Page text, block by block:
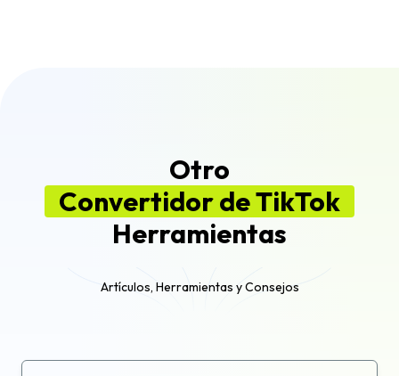
Otro
Convertidor de TikTok
Herramientas
Artículos, Herramientas y Consejos